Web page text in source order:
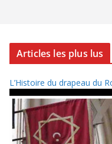
Articles les plus lus
L’Histoire du drapeau du